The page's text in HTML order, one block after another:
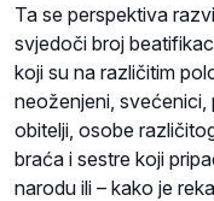
Ta se perspektiva
svjedoči broj
koji su na različitim
neoženjeni, svećenici,
obitelji, osobe
braća i sestre koji
narodu ili – kako je